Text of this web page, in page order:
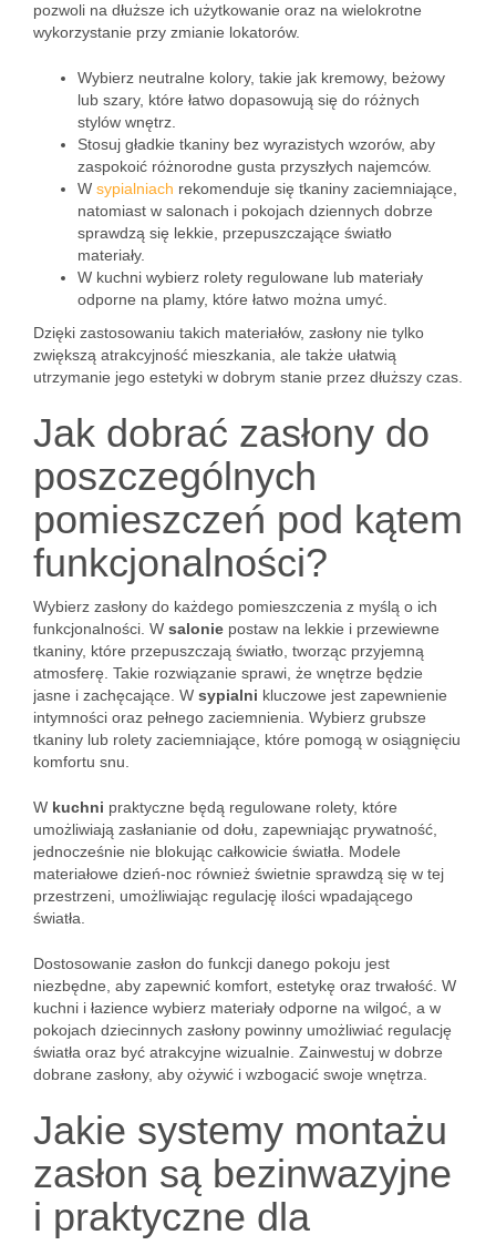
pozwoli na dłuższe ich użytkowanie oraz na wielokrotne
wykorzystanie przy zmianie lokatorów.
Wybierz neutralne kolory, takie jak kremowy, beżowy
lub szary, które łatwo dopasowują się do różnych
stylów wnętrz.
Stosuj gładkie tkaniny bez wyrazistych wzorów, aby
zaspokoić różnorodne gusta przyszłych najemców.
W sypialniach rekomenduje się tkaniny zaciemniające,
natomiast w salonach i pokojach dziennych dobrze
sprawdzą się lekkie, przepuszczające światło
materiały.
W kuchni wybierz rolety regulowane lub materiały
odporne na plamy, które łatwo można umyć.
Dzięki zastosowaniu takich materiałów, zasłony nie tylko
zwiększą atrakcyjność mieszkania, ale także ułatwią
utrzymanie jego estetyki w dobrym stanie przez dłuższy czas.
Jak dobrać zasłony do
poszczególnych
pomieszczeń pod kątem
funkcjonalności?
Wybierz zasłony do każdego pomieszczenia z myślą o ich
funkcjonalności. W salonie postaw na lekkie i przewiewne
tkaniny, które przepuszczają światło, tworząc przyjemną
atmosferę. Takie rozwiązanie sprawi, że wnętrze będzie
jasne i zachęcające. W sypialni kluczowe jest zapewnienie
intymności oraz pełnego zaciemnienia. Wybierz grubsze
tkaniny lub rolety zaciemniające, które pomogą w osiągnięciu
komfortu snu.
W kuchni praktyczne będą regulowane rolety, które
umożliwiają zasłanianie od dołu, zapewniając prywatność,
jednocześnie nie blokując całkowicie światła. Modele
materiałowe dzień-noc również świetnie sprawdzą się w tej
przestrzeni, umożliwiając regulację ilości wpadającego
światła.
Dostosowanie zasłon do funkcji danego pokoju jest
niezbędne, aby zapewnić komfort, estetykę oraz trwałość. W
kuchni i łazience wybierz materiały odporne na wilgoć, a w
pokojach dziecinnych zasłony powinny umożliwiać regulację
światła oraz być atrakcyjne wizualnie. Zainwestuj w dobrze
dobrane zasłony, aby ożywić i wzbogacić swoje wnętrza.
Jakie systemy montażu
zasłon są bezinwazyjne
i praktyczne dla